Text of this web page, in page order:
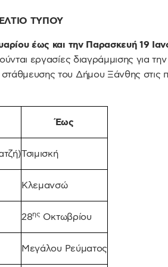
ΤΥΠΟΥ
έως και την Παρασκευή 19
εργασίες διαγράμμισης για
του Δήμου Ξάνθης στις
Έως
Τσιμισκή
Κλεμανσώ
28ης Οκτωβρίου
Μεγάλου Ρεύματος